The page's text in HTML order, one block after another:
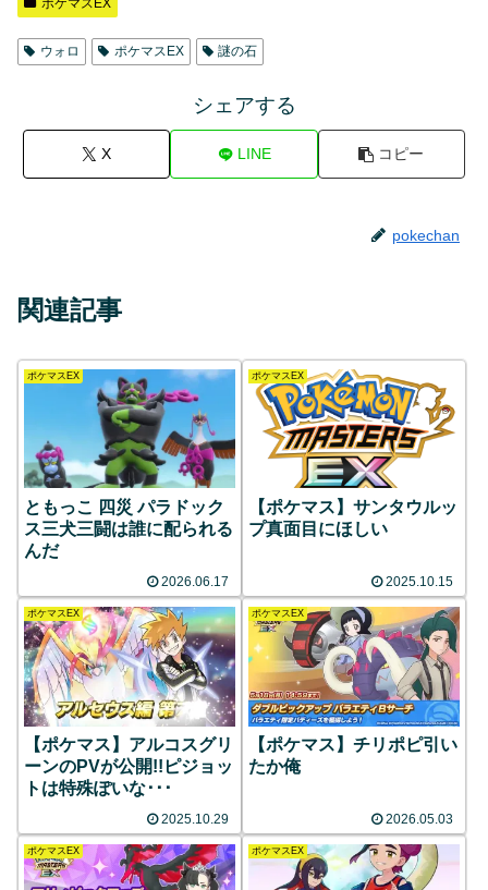
ポケマスEX
ウォロ ポケマスEX 謎の石
シェアする
X LINE コピー
pokechan
関連記事
ポケマスEX
ともっこ 四災 パラドック
ス三犬三闘は誰に配られる
んだ
2026.06.17
ポケマスEX
【ポケマス】サンタウルッ
プ真面目にほしい
2025.10.15
ポケマスEX
【ポケマス】アルコスグリ
ーンのPVが公開!!ピジョッ
トは特殊ぽいな･･･
2025.10.29
ポケマスEX
【ポケマス】チリポピ引い
たか俺
2026.05.03
ポケマスEX ポケマスEX